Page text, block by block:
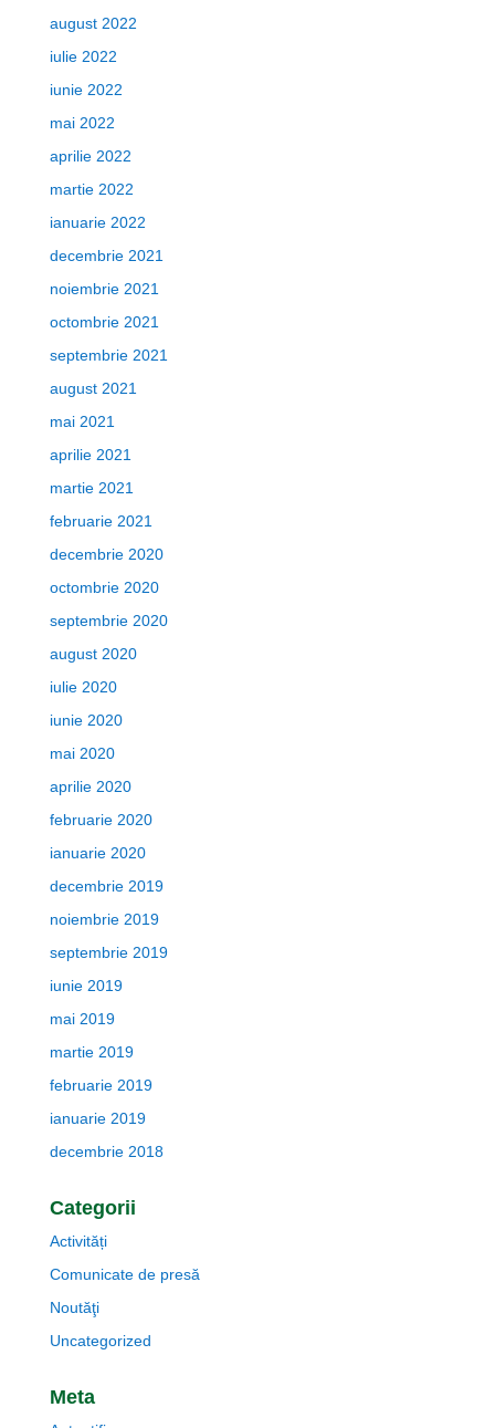
august 2022
iulie 2022
iunie 2022
mai 2022
aprilie 2022
martie 2022
ianuarie 2022
decembrie 2021
noiembrie 2021
octombrie 2021
septembrie 2021
august 2021
mai 2021
aprilie 2021
martie 2021
februarie 2021
decembrie 2020
octombrie 2020
septembrie 2020
august 2020
iulie 2020
iunie 2020
mai 2020
aprilie 2020
februarie 2020
ianuarie 2020
decembrie 2019
noiembrie 2019
septembrie 2019
iunie 2019
mai 2019
martie 2019
februarie 2019
ianuarie 2019
decembrie 2018
Categorii
Activități
Comunicate de presă
Noutăţi
Uncategorized
Meta